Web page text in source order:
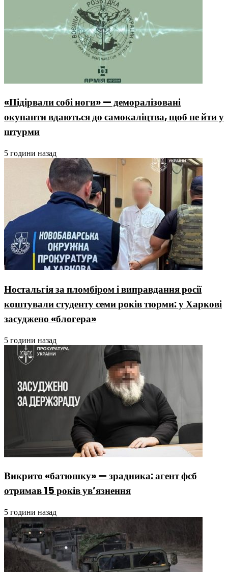
«Підірвали собі ноги» — деморалізовані
окупанти вдаються до самокаліцтва, щоб не йти у
штурми
5 години назад
Ностальгія за пломбіром і виправдання росії
коштували студенту семи років тюрми: у Харкові
засуджено «блогера»
5 години назад
Викрито «батюшку» — зрадника: агент фсб
отримав 15 років ув’язнення
5 години назад